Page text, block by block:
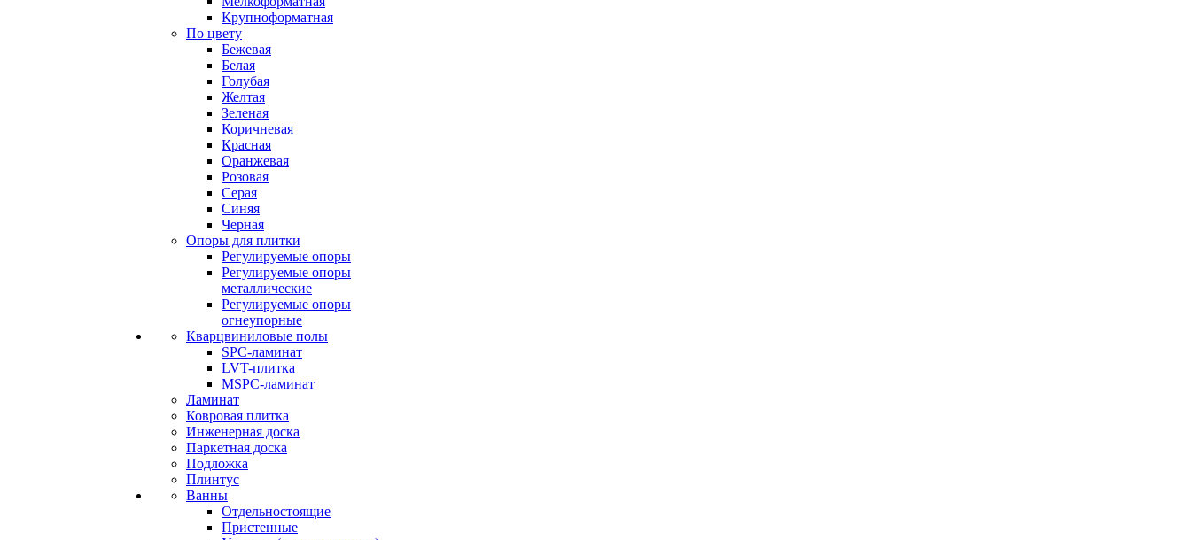
Крупноформатная
По цвету
Бежевая
Белая
Голубая
Желтая
Зеленая
Коричневая
Красная
Оранжевая
Розовая
Серая
Синяя
Черная
Опоры для плитки
Регулируемые опоры
Регулируемые опоры
металлические
Регулируемые опоры
огнеупорные
Кварцвиниловые полы
SPC-ламинат
LVT-плитка
MSPC-ламинат
Ламинат
Ковровая плитка
Инженерная доска
Паркетная доска
Подложка
Плинтус
Ванны
Отдельностоящие
Пристенные